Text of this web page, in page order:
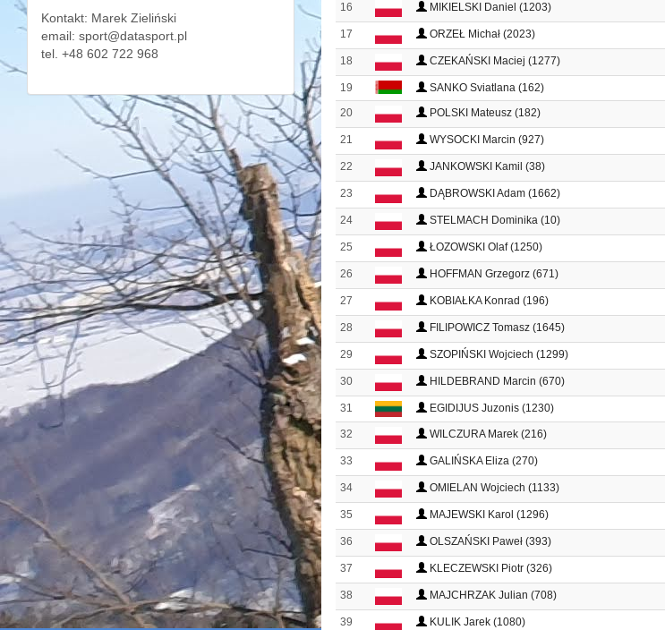
Kontakt: Marek Zieliński
email: sport@datasport.pl
tel. +48 602 722 968
16 MIKIELSKI Daniel (1203)
17 ORZEŁ Michał (2023)
18 CZEKAŃSKI Maciej (1277)
19 SANKO Sviatlana (162)
20
POLSKI Mateusz (182)
21 WYSOCKI Marcin (927)
22 JANKOWSKI Kamil (38)
23 DĄBROWSKI Adam (1662)
24 STELMACH Dominika (10)
25 ŁOZOWSKI Olaf (1250)
26 HOFFMAN Grzegorz (671)
27 KOBIAŁKA Konrad (196)
28 FILIPOWICZ Tomasz (1645)
29 SZOPIŃSKI Wojciech (1299)
30 HILDEBRAND Marcin (670)
31 EGIDIJUS Juzonis (1230)
32 WILCZURA Marek (216)
33 GALIŃSKA Eliza (270)
34 OMIELAN Wojciech (1133)
35 MAJEWSKI Karol (1296)
36 OLSZAŃSKI Paweł (393)
37 KLECZEWSKI Piotr (326)
38 MAJCHRZAK Julian (708)
39 KULIK Jarek (1080)